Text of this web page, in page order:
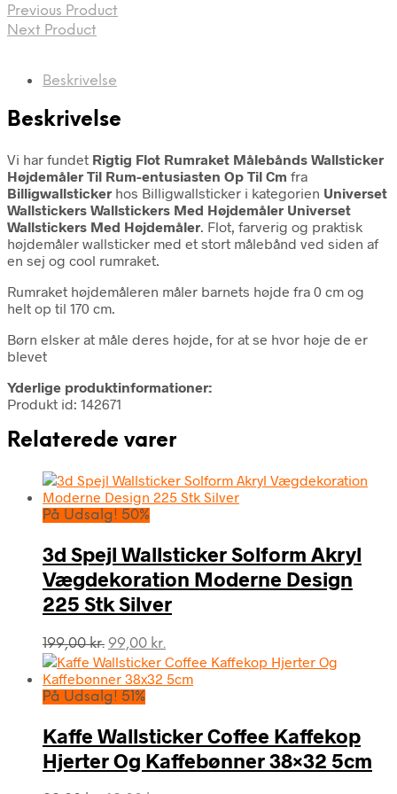
Previous Product
Next Product
Beskrivelse
Beskrivelse
Vi har fundet Rigtig Flot Rumraket Målebånds Wallsticker
Højdemåler Til Rum-entusiasten Op Til Cm fra
Billigwallsticker hos Billigwallsticker i kategorien Universet
Wallstickers Wallstickers Med Højdemåler Universet
Wallstickers Med Højdemåler. Flot, farverig og praktisk
højdemåler wallsticker med et stort målebånd ved siden af
en sej og cool rumraket.
Rumraket højdemåleren måler barnets højde fra 0 cm og
helt op til 170 cm.
Børn elsker at måle deres højde, for at se hvor høje de er
blevet
Yderlige produktinformationer:
Produkt id: 142671
Relaterede varer
På Udsalg! 50%
3d Spejl Wallsticker Solform Akryl
Vægdekoration Moderne Design
225 Stk Silver
199,00kr. Den
oprindelige
pris
var:
99,00 kr.
aktuelle
pris
På Udsalg! 51%
Kaffe Wallsticker Coffee Kaffekop
Hjerter Og Kaffebønner 38×32 5cm